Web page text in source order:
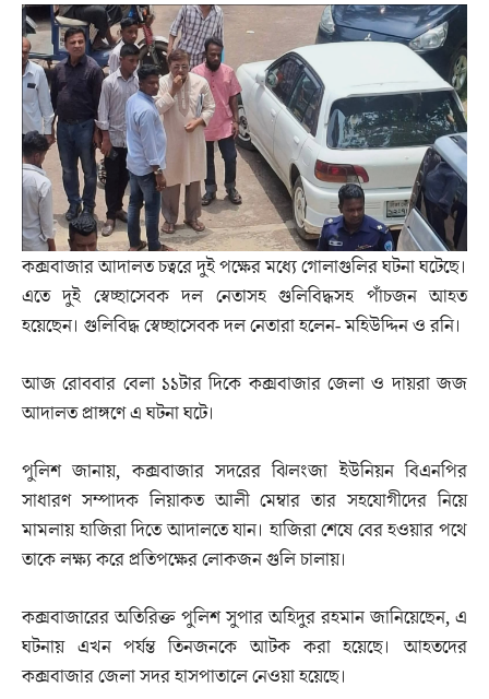
কক্সবাজার আদালত চত্বরে দুই পক্ষের মধ্যে গোলাগুলির ঘটনা ঘটেছে।
এতে দুই স্বেচ্ছাসেবক দল নেতাসহ গুলিবিদ্ধসহ পাঁচজন আহত
হয়েছেন। গুলিবিদ্ধ স্বেচ্ছাসেবক দল নেতারা হলেন- মহিউদ্দিন ও রনি।
আজ রোববার বেলা ১১টার দিকে কক্সবাজার জেলা ও দায়রা জজ
আদালত প্রাঙ্গণে এ ঘটনা ঘটে।
পুলিশ জানায়, কক্সবাজার সদরের ঝিলংজা ইউনিয়ন বিএনপির
সাধারণ সম্পাদক লিয়াকত আলী মেম্বার তার সহযোগীদের নিয়ে
মামলায় হাজিরা দিতে আদালতে যান। হাজিরা শেষে বের হওয়ার পথে
তাকে লক্ষ্য করে প্রতিপক্ষের লোকজন গুলি চালায়।
কক্সবাজারের অতিরিক্ত পুলিশ সুপার অহিদুর রহমান জানিয়েছেন, এ
ঘটনায় এখন পর্যন্ত তিনজনকে আটক করা হয়েছে। আহতদের
কক্সবাজার জেলা সদর হাসপাতালে নেওয়া হয়েছে।